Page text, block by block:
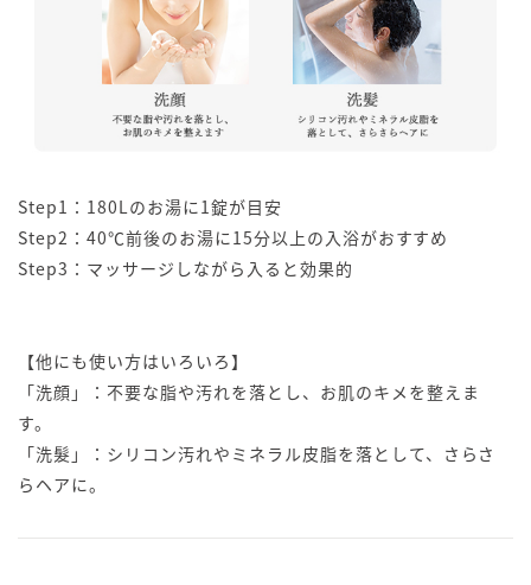
Step1：180Lのお湯に1錠が目安
Step2：40℃前後のお湯に15分以上の入浴がおすすめ
Step3：マッサージしながら入ると効果的
【他にも使い方はいろいろ】
「洗顔」：不要な脂や汚れを落とし、お肌のキメを整えま
す。
「洗髮」：シリコン汚れやミネラル皮脂を落として、さらさ
らヘアに。